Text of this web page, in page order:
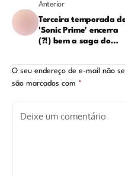
Anterior
Terceira temporada
'Sonic Prime' encerra
(?!) bem a saga do
O seu endereço de e-mail não
são marcados com *